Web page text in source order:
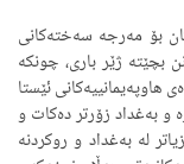
بۆ مەرجە سەختەکانی
بچێتە ژێر باری، چونکە
هاوپەیمانییەکانی ئێستا
و بەغداد زۆرتر دەکات و
لە بەغداد و روکردنە